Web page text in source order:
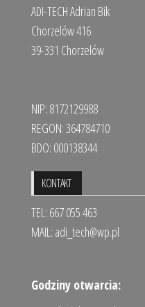
ADI-TECH Adrian Bik
Chorzelów 416
39-331 Chorzelów
NIP: 8172129988
REGON: 364784710
BDO: 000138344
KONTAKT
TEL: 667 055 463
MAIL: adi_tech@wp.pl
Godziny otwarcia: